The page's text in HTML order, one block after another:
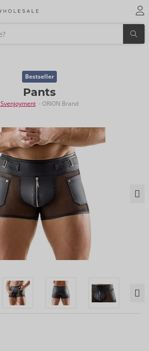
Bestseller
Pants
Svenjoyment - ORION Brand